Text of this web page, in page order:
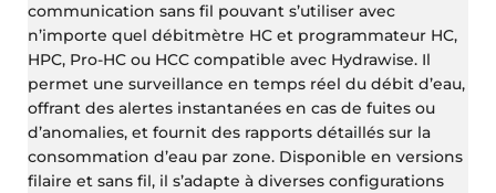
communication sans fil pouvant s’utiliser avec
n’importe quel débitmètre HC et programmateur HC,
HPC, Pro-HC ou HCC compatible avec Hydrawise. Il
permet une surveillance en temps réel du débit d’eau,
offrant des alertes instantanées en cas de fuites ou
d’anomalies, et fournit des rapports détaillés sur la
consommation d’eau par zone. Disponible en versions
filaire et sans fil, il s’adapte à diverses configurations